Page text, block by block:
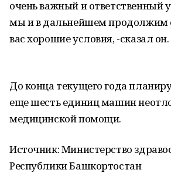
очень важный и ответствен­ный
мы и в дальнейшем продолжим
вас хоро­шие условия, -сказал он.
До конца текущего года
еще шесть единиц машин
медицинской помощи.
Источник: Министерство
Республики Башкортостан